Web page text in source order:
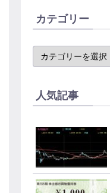
カテゴリー
人気記事